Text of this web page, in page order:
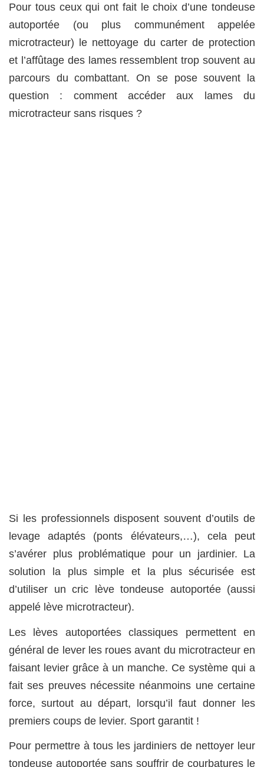
Pour tous ceux qui ont fait le choix d’une tondeuse
autoportée (ou plus communément appelée
microtracteur) le nettoyage du carter de protection
et l’affûtage des lames ressemblent trop souvent au
parcours du combattant. On se pose souvent la
question : comment accéder aux lames du
microtracteur sans risques ?
Si les professionnels disposent souvent d’outils de
levage adaptés (ponts élévateurs,…), cela peut
s’avérer plus problématique pour un jardinier. La
solution la plus simple et la plus sécurisée est
d’utiliser un cric lève tondeuse autoportée (aussi
appelé lève microtracteur).
Les lèves autoportées classiques permettent en
général de lever les roues avant du microtracteur en
faisant levier grâce à un manche. Ce système qui a
fait ses preuves nécessite néanmoins une certaine
force, surtout au départ, lorsqu’il faut donner les
premiers coups de levier. Sport garantit !
Pour permettre à tous les jardiniers de nettoyer leur
tondeuse autoportée sans souffrir de courbatures le